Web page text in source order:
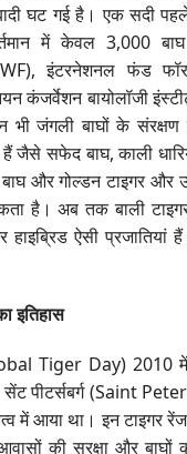
घट गई है। एक सदी
में केवल 3,000
इंटरनेशनल फंड
कंजर्वेशन बायोलॉजी
भी जंगली बाघों के
जैसे सफेद बाघ, काली
बाघ और गोल्डन टाइगर
है। अब तक बाली
हाइब्रिड ऐसी प्रजातियां
इतिहास
Tiger Day) 2010
सेंट पीटर्सबर्ग (Saint
में आया था। इन टाइगर
की सुरक्षा और बाघों